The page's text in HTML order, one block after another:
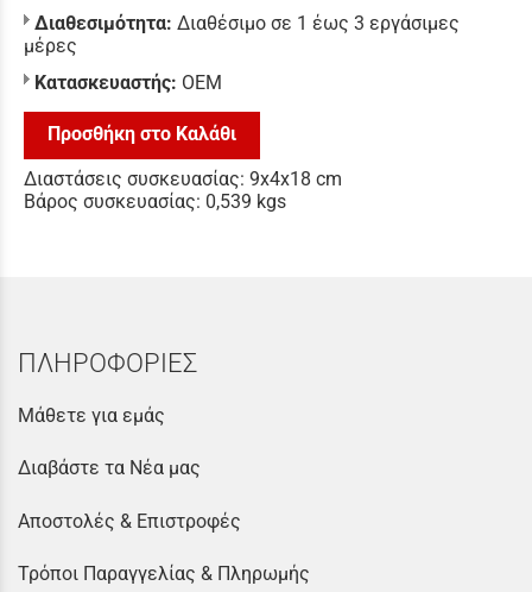
Διαθεσιμότητα: Διαθέσιμο σε 1 έως 3 εργάσιμες
μέρες
Κατασκευαστής: ΟΕΜ
Προσθήκη στο Καλάθι
Διαστάσεις συσκευασίας: 9x4x18 cm
Βάρος συσκευασίας: 0,539 kgs
ΠΛΗΡΟΦΟΡΙΕΣ
Μάθετε για εμάς
Διαβάστε τα Νέα μας
Αποστολές & Επιστροφές
Τρόποι Παραγγελίας & Πληρωμής